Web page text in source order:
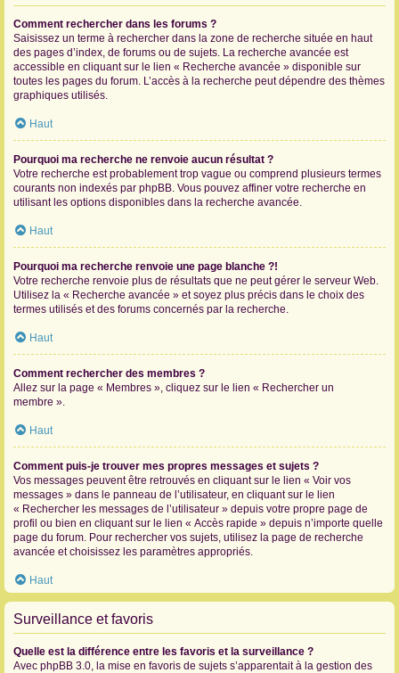
Comment rechercher dans les forums ?
Saisissez un terme à rechercher dans la zone de recherche située en haut
des pages d’index, de forums ou de sujets. La recherche avancée est
accessible en cliquant sur le lien « Recherche avancée » disponible sur
toutes les pages du forum. L’accès à la recherche peut dépendre des thèmes
graphiques utilisés.
Haut
Pourquoi ma recherche ne renvoie aucun résultat ?
Votre recherche est probablement trop vague ou comprend plusieurs termes
courants non indexés par phpBB. Vous pouvez affiner votre recherche en
utilisant les options disponibles dans la recherche avancée.
Haut
Pourquoi ma recherche renvoie une page blanche ?!
Votre recherche renvoie plus de résultats que ne peut gérer le serveur Web.
Utilisez la « Recherche avancée » et soyez plus précis dans le choix des
termes utilisés et des forums concernés par la recherche.
Haut
Comment rechercher des membres ?
Allez sur la page « Membres », cliquez sur le lien « Rechercher un
membre ».
Haut
Comment puis-je trouver mes propres messages et sujets ?
Vos messages peuvent être retrouvés en cliquant sur le lien « Voir vos
messages » dans le panneau de l’utilisateur, en cliquant sur le lien
« Rechercher les messages de l’utilisateur » depuis votre propre page de
profil ou bien en cliquant sur le lien « Accès rapide » depuis n’importe quelle
page du forum. Pour rechercher vos sujets, utilisez la page de recherche
avancée et choisissez les paramètres appropriés.
Haut
Surveillance et favoris
Quelle est la différence entre les favoris et la surveillance ?
Avec phpBB 3.0, la mise en favoris de sujets s’apparentait à la gestion des